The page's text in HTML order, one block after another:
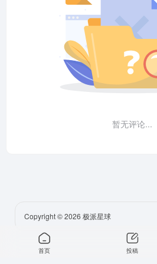
暂无评论...
Copyright © 2026 极派星球
首页 投稿